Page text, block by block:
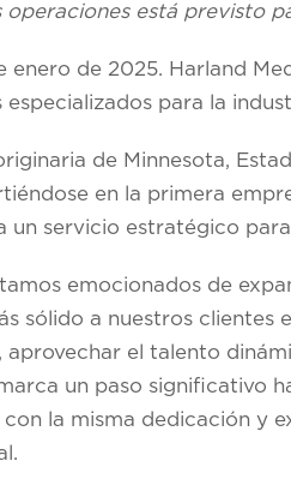
operaciones está previsto
enero de 2025. Harland
para la
de Minnesota,
en la primera
un servicio estratégico
emocionados de
sólido a nuestros clientes
aprovechar el talento
un paso significativo
la misma dedicación y